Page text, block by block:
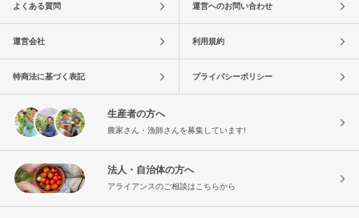
よくある質問 運営へのお問い合わせ
運営会社 利用規約
特商法に基づく表記 プライバシーポリシー
生産者の方へ
農家さん・漁師さんを募集しています!
法人・自治体の方へ
アライアンスのご相談はこちらから